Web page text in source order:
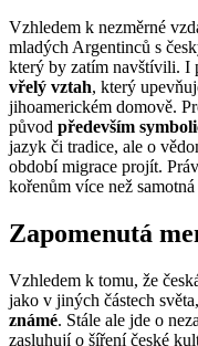
Vzhledem k nezměrné
mladých Argentinců s
který by zatím navštívili. I
vřelý vztah, který
jihoamerickém domově.
původ především
jazyk či tradice, ale o
období migrace projít.
kořenům více než
Zapomenutá
Vzhledem k tomu, že
jako v jiných částech světa,
známé. Stále ale jde o
zasluhují o šíření české